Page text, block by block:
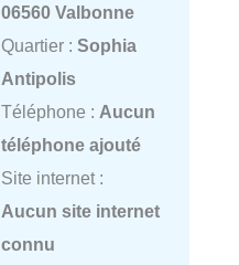
06560 Valbonne
Quartier : Sophia
Antipolis
Téléphone : Aucun
téléphone ajouté
Site internet :
Aucun site internet
connu